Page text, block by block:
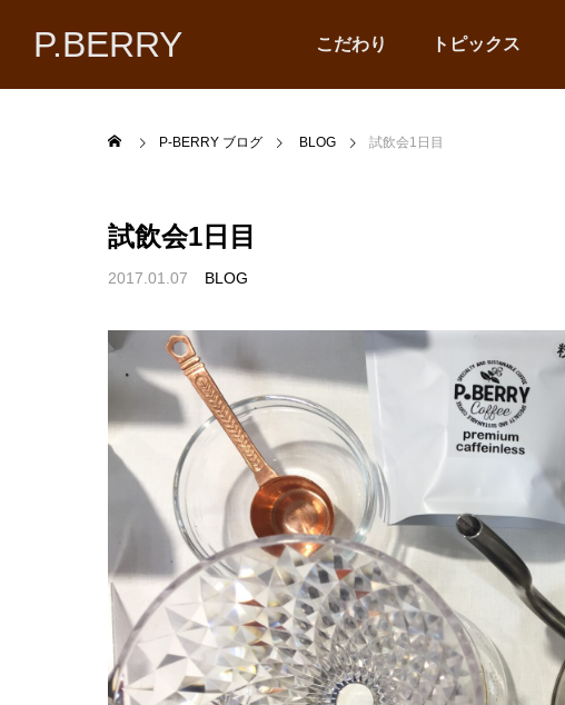
P.BERRY こだわり トピックス
P-BERRY ブログ BLOG 試飲会1日目
試飲会1日目
2017.01.07 BLOG